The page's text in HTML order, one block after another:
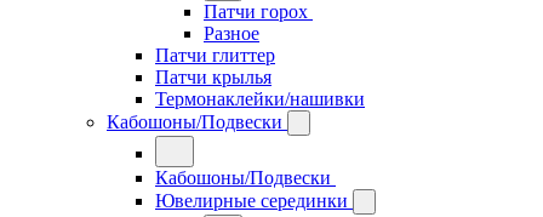
Патчи горох
Разное
Патчи глиттер
Патчи крылья
Термонаклейки/нашивки
Кабошоны/Подвески
Кабошоны/Подвески
Ювелирные серединки